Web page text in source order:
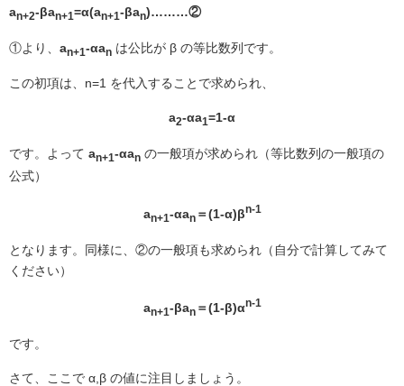
an+2-βan+1=α(an+1-βan)………②
①より、 an+1-αan は公比が β の等比数列です。
この初項は、n=1 を代入することで求められ、
a2-αa1=1-α
です。よって an+1-αan の一般項が求められ（等比数列の一般項の
公式）
an+1-αan＝(1-α)βn-1
となります。同様に、②の一般項も求められ（自分で計算してみて
ください）
an+1-βan＝(1-β)αn-1
です。
さて、ここで α,β の値に注目しましょう。